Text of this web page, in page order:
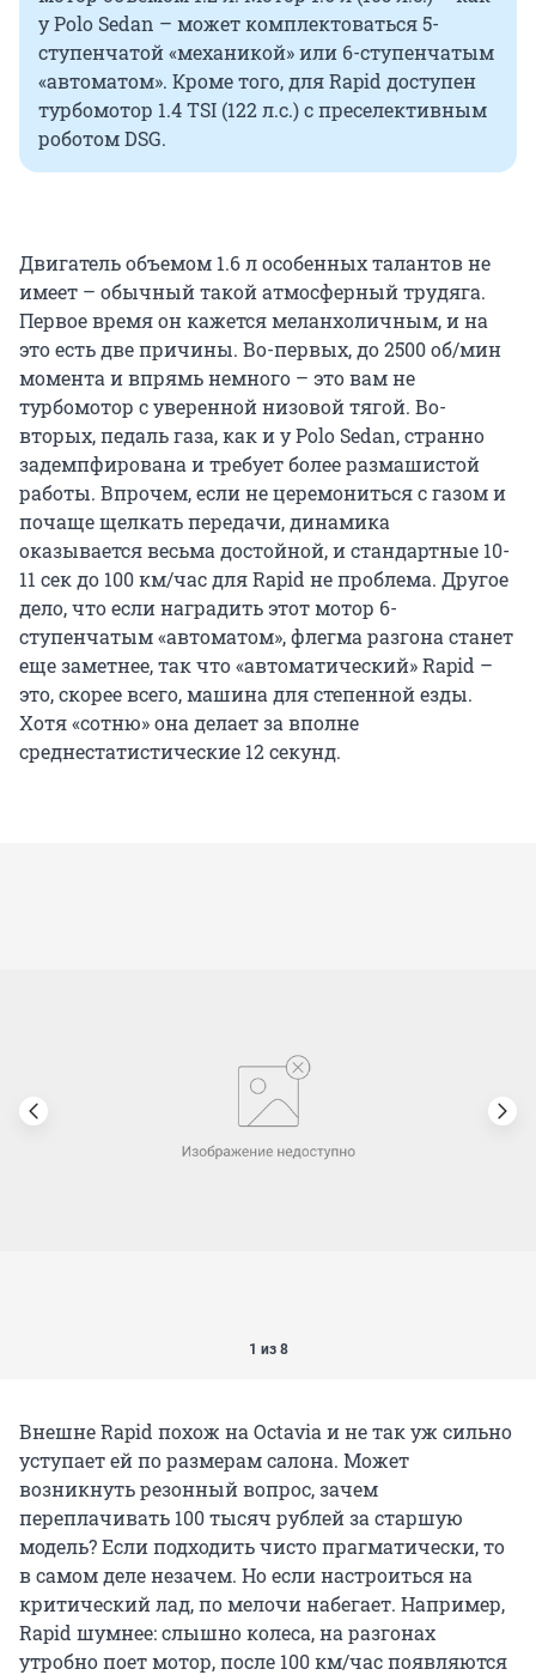
у Polo Sedan – может комплектоваться 5-
ступенчатой «механикой» или 6-ступенчатым
«автоматом». Кроме того, для Rapid доступен
турбомотор 1.4 TSI (122 л.с.) с преселективным
роботом DSG.
Двигатель объемом 1.6 л особенных талантов не
имеет – обычный такой атмосферный трудяга.
Первое время он кажется меланхоличным, и на
это есть две причины. Во-первых, до 2500 об/мин
момента и впрямь немного – это вам не
турбомотор с уверенной низовой тягой. Во-
вторых, педаль газа, как и у Polo Sedan, странно
задемпфирована и требует более размашистой
работы. Впрочем, если не церемониться с газом и
почаще щелкать передачи, динамика
оказывается весьма достойной, и стандартные 10-
11 сек до 100 км/час для Rapid не проблема. Другое
дело, что если наградить этот мотор 6-
ступенчатым «автоматом», флегма разгона станет
еще заметнее, так что «автоматический» Rapid –
это, скорее всего, машина для степенной езды.
Хотя «сотню» она делает за вполне
среднестатистические 12 секунд.
1 из 8
Внешне Rapid похож на Octavia и не так уж сильно
уступает ей по размерам салона. Может
возникнуть резонный вопрос, зачем
переплачивать 100 тысяч рублей за старшую
модель? Если подходить чисто прагматически, то
в самом деле незачем. Но если настроиться на
критический лад, по мелочи набегает. Например,
Rapid шумнее: слышно колеса, на разгонах
утробно поет мотор, после 100 км/час появляются